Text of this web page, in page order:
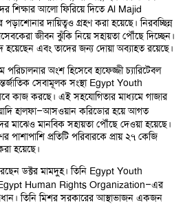
শিক্ষার আলো ফিরিয়ে দিতে Al Majid
দায়িত্বও গ্রহণ করা হয়েছে। নিরবচ্ছিন্ন
জীবন ঝুঁকি নিয়ে সহায়তা পৌঁছে দিচ্ছেন।
এবং তাদের জন্য দোয়া অব্যাহত রয়েছে।
পরিচালনার অংশ হিসেবে হাফেজ্জী চ্যারিটেবল
সেবামূলক সংস্থা Egypt Youth
কাজ করছে। এই সহযোগিতার মাধ্যমে গাজার
হালফা–আসওয়ান করিডোর হয়ে আগত
মাঝেও মানবিক সহায়তা পৌঁছে দেওয়া হয়েছে।
পাশাপাশি প্রতিটি পরিবারকে প্রায় ২৭ কেজি
হয়েছে।
ডক্টর মামদুহ। তিনি Egypt Youth
Egypt Human Rights Organization–এর
তিনি মিশর সরকারের আস্থাভাজন একজন